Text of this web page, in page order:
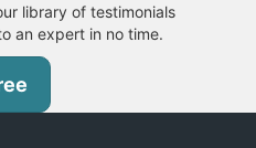
library of testimonials
an expert in no time.